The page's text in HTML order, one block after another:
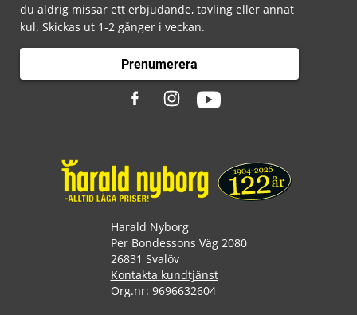
du aldrig missar ett erbjudande, tävling eller annat
kul. Skickas ut 1-2 gånger i veckan.
Prenumerera
Harald Nyborg
Per Bondessons Väg 2080
26831 Svalöv
Kontakta kundtjänst
Org.nr: 9696632604